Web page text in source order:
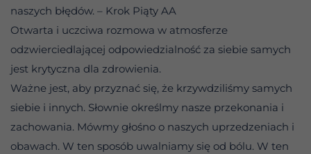
naszych błędów. – Krok Piąty AA
Otwarta i uczciwa rozmowa w atmosferze
odzwierciedlającej odpowiedzialność za siebie samych
jest krytyczna dla zdrowienia.
Ważne jest, aby przyznać się, że krzywdziliśmy samych
siebie i innych. Słownie określmy nasze przekonania i
zachowania. Mówmy głośno o naszych uprzedzeniach i
obawach. W ten sposób uwalniamy się od bólu. W ten